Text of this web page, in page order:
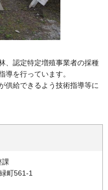
、認定特定増殖事業者の採種
導を行っています。
供給できるよう技術指導等に
課
町561-1